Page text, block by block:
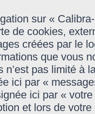
sur «
de cookies,
créées par le
que vous
n’est pas limité à
ici par «
ici par «
et lors de